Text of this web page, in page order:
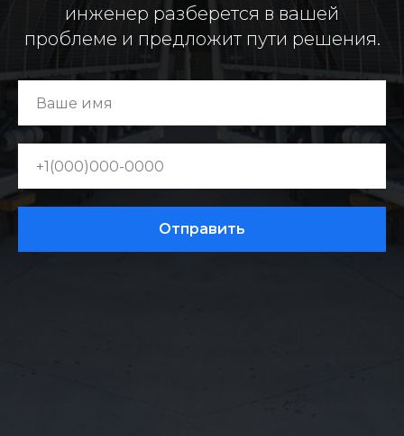
инженер разберется в вашей
проблеме и предложит пути решения.
Отправить